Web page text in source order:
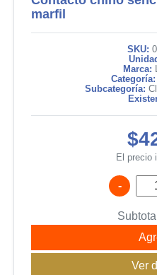
marfil
SKU:
Marca:
Categoría:
Subcategoría:
El precio
-
Ver